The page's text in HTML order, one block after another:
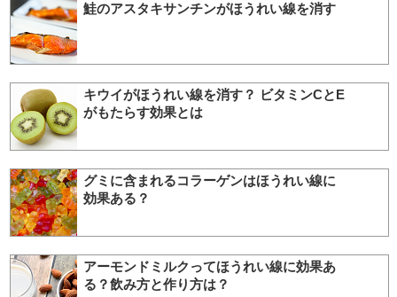
鮭のアスタキサンチンがほうれい線を消す
キウイがほうれい線を消す？ ビタミンCとE
がもたらす効果とは
グミに含まれるコラーゲンはほうれい線に
効果ある？
アーモンドミルクってほうれい線に効果あ
る？飲み方と作り方は？